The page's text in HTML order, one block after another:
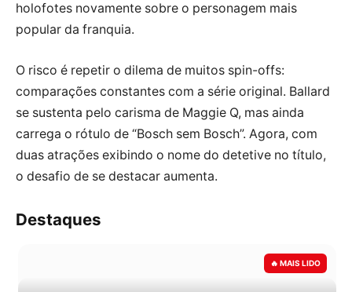
holofotes novamente sobre o personagem mais
popular da franquia.
O risco é repetir o dilema de muitos spin-offs:
comparações constantes com a série original. Ballard
se sustenta pelo carisma de Maggie Q, mas ainda
carrega o rótulo de “Bosch sem Bosch”. Agora, com
duas atrações exibindo o nome do detetive no título,
o desafio de se destacar aumenta.
Destaques